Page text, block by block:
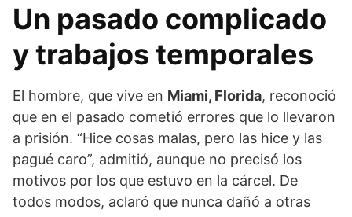
Un pasado complicado
y trabajos temporales
El hombre, que vive en Miami, Florida, reconoció
que en el pasado cometió errores que lo llevaron
a prisión. “Hice cosas malas, pero las hice y las
pagué caro”, admitió, aunque no precisó los
motivos por los que estuvo en la cárcel. De
todos modos, aclaró que nunca dañó a otras